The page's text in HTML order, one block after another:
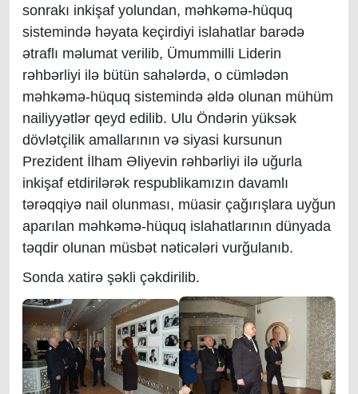
sonrakı inkişaf yolundan, məhkəmə-hüquq
sistemində həyata keçirdiyi islahatlar barədə
ətraflı məlumat verilib, Ümummilli Liderin
rəhbərliyi ilə bütün sahələrdə, o cümlədən
məhkəmə-hüquq sistemində əldə olunan mühüm
nailiyyətlər qeyd edilib. Ulu Öndərin yüksək
dövlətçilik amallarının və siyasi kursunun
Prezident İlham Əliyevin rəhbərliyi ilə uğurla
inkişaf etdirilərək respublikamızın davamlı
tərəqqiyə nail olunması, müasir çağırışlara uyğun
aparılan məhkəmə-hüquq islahatlarının dünyada
təqdir olunan müsbət nəticələri vurğulanıb.
Sonda xatirə şəkli çəkdirilib.